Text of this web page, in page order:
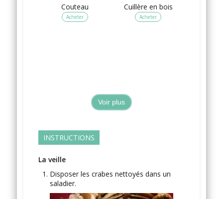
Couteau
Acheter
Cuillère en bois
Acheter
Voir plus
INSTRUCTIONS
La veille
Disposer les crabes nettoyés dans un
saladier.